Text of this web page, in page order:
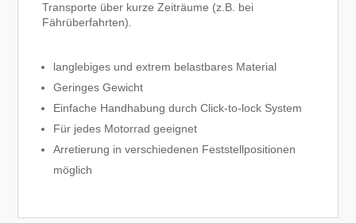
Transporte über kurze Zeiträume (z.B. bei
Fährüberfahrten).
langlebiges und extrem belastbares Material
Geringes Gewicht
Einfache Handhabung durch Click-to-lock System
Für jedes Motorrad geeignet
Arretierung in verschiedenen Feststellpositionen
möglich